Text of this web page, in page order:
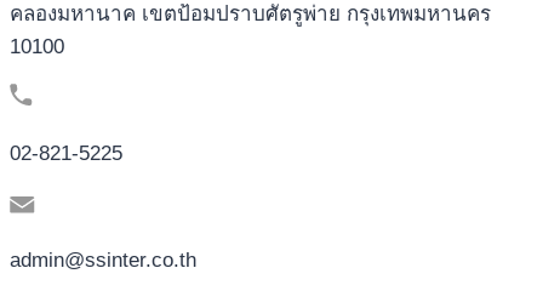
คลองมหานาค เขตป้อมปราบศัตรูพ่าย กรุงเทพมหานคร
10100
02-821-5225
admin@ssinter.co.th